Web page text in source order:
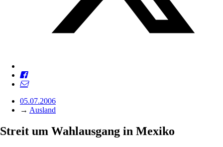
05.07.2006
→ Ausland
Streit um Wahlausgang in Mexiko